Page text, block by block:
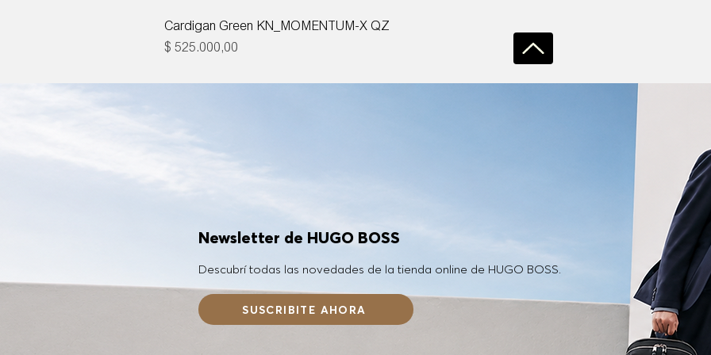
Cardigan Green KN_MOMENTUM-X QZ
Precio
$ 525.000,00
Newsletter de HUGO BOSS
Descubrí todas las novedades de la tienda online de HUGO BOSS.
SUSCRIBITE AHORA